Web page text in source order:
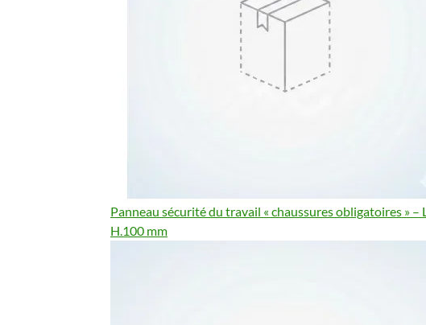
Panneau sécurité du travail « chaussures obligatoires » –
H.100 mm